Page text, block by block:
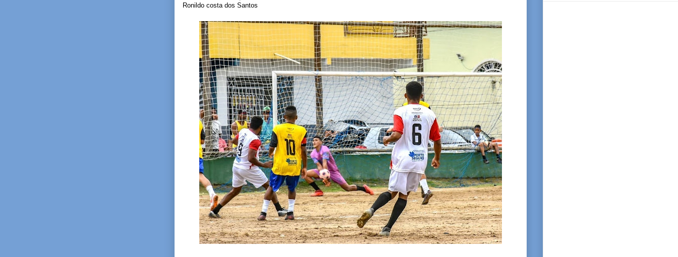
Ronildo costa dos Santos